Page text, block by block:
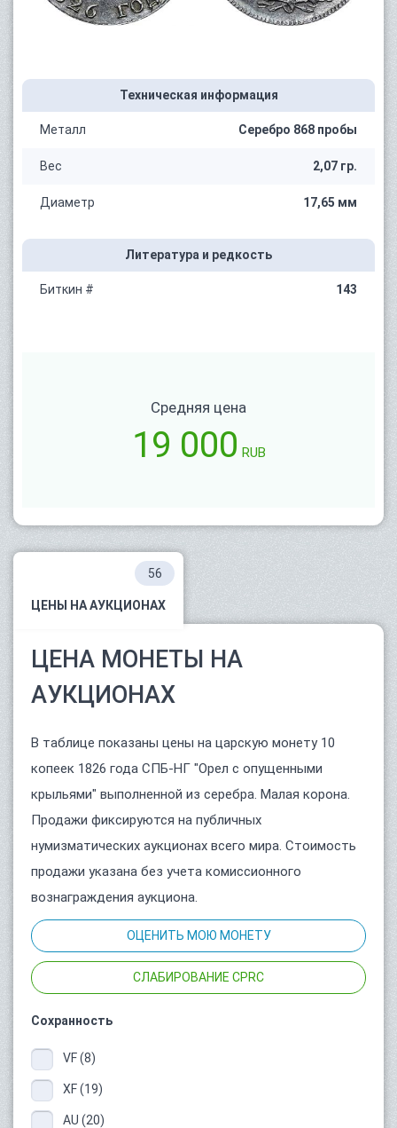
Техническая информация
Металл Серебро 868 пробы
Вес 2,07 гр.
Диаметр 17,65 мм
Литература и редкость
Биткин # 143
Средняя цена
19 000 RUB
ЦЕНЫ НА АУКЦИОНАХ
56
ЦЕНА МОНЕТЫ НА
АУКЦИОНАХ
В таблице показаны цены на царскую монету 10
копеек 1826 года СПБ-НГ "Орел с опущенными
крыльями" выполненной из серебра. Малая корона.
Продажи фиксируются на публичных
нумизматических аукционах всего мира. Стоимость
продажи указана без учета комиссионного
вознаграждения аукциона.
ОЦЕНИТЬ МОЮ МОНЕТУ
СЛАБИРОВАНИЕ CPRC
Сохранность
VF (8)
XF (19)
AU (20)